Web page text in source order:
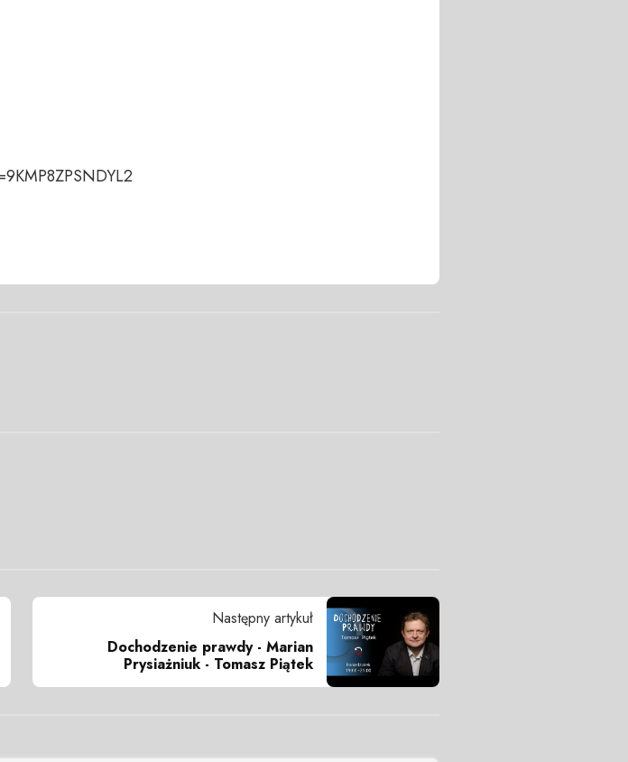
Następny artykuł
Dochodzenie prawdy - Marian
Prysiażniuk - Tomasz Piątek